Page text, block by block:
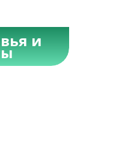
и